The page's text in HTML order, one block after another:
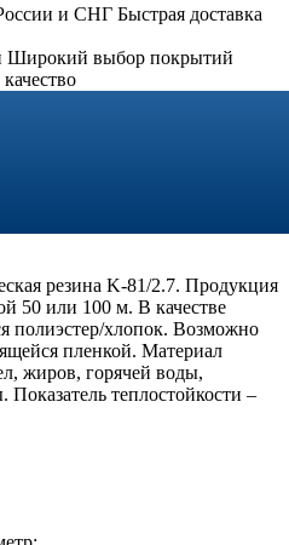
Быстрая доставка
Широкий выбор покрытий
резина K-81/2.7. Продукция
50 или 100 м. В качестве
полиэстер/хлопок. Возможно
пленкой. Материал
жиров, горячей воды,
теплостойкости –